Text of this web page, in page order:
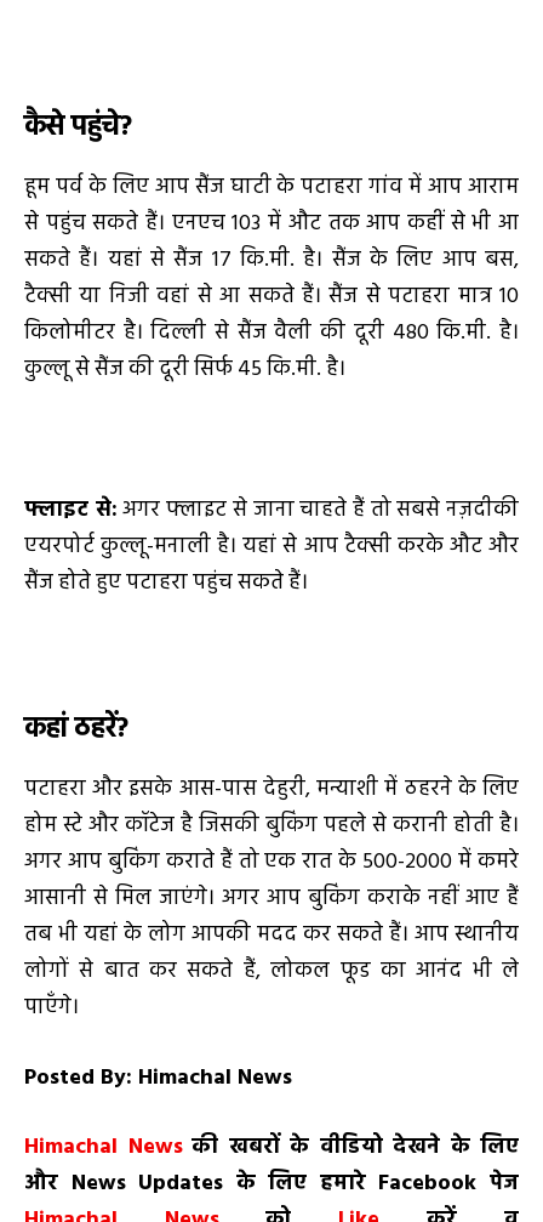
कैसे पहुंचे?
हूम पर्व के लिए आप सैंज घाटी के पटाहरा गांव में आप आराम
से पहुंच सकते हैं। एनएच 103 में औट तक आप कहीं से भी आ
सकते हैं। यहां से सैंज 17 कि.मी. है। सैंज के लिए आप बस,
टैक्सी या निजी वहां से आ सकते हैं। सैंज से पटाहरा मात्र 10
किलोमीटर है। दिल्ली से सैंज वैली की दूरी 480 कि.मी. है।
कुल्लू से सैंज की दूरी सिर्फ 45 कि.मी. है।
फ्लाइट से:अगर फ्लाइट से जाना चाहते हैं तो सबसे नज़दीकी
एयरपोर्ट कुल्लू-मनाली है। यहां से आप टैक्सी करके औट और
सैंज होते हुए पटाहरा पहुंच सकते हैं।
कहां ठहरें?
पटाहरा और इसके आस-पास देहुरी, मन्याशी में ठहरने के लिए
होम स्टे और कॉटेज है जिसकी बुकिंग पहले से करानी होती है।
अगर आप बुकिंग कराते हैं तो एक रात के ₹500-2000 में कमरे
आसानी से मिल जाएंगे। अगर आप बुकिंग कराके नहीं आए हैं
तब भी यहां के लोग आपकी मदद कर सकते हैं। आप स्थानीय
लोगों से बात कर सकते हैं, लोकल फूड का आनंद भी ले
पाएँगे।
Posted By: Himachal News
Himachal News की खबरों के वीडियो देखने के लिए
और News Updates के लिए हमारेFacebookपेज